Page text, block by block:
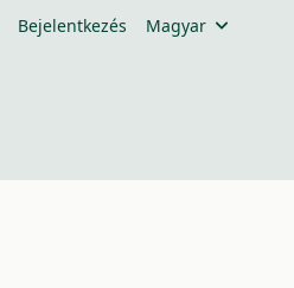
Bejelentkezés Magyar